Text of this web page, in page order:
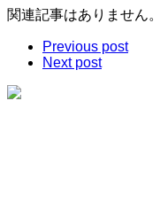
関連記事はありません。
Previous post
Next post